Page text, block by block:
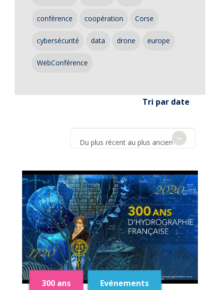
conférence coopération Corse
cybersécurité data drone europe
WebConférence
Tri par date
Du plus récent au plus ancien
300 ans Evénements